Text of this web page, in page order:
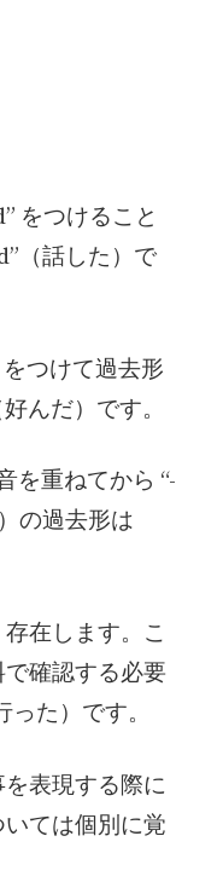
をつけること
（話した）で
つけて過去形
んだ）です。
を重ねてから “-
の過去形は
在します。こ
確認する必要
た）です。
表現する際に
ては個別に覚